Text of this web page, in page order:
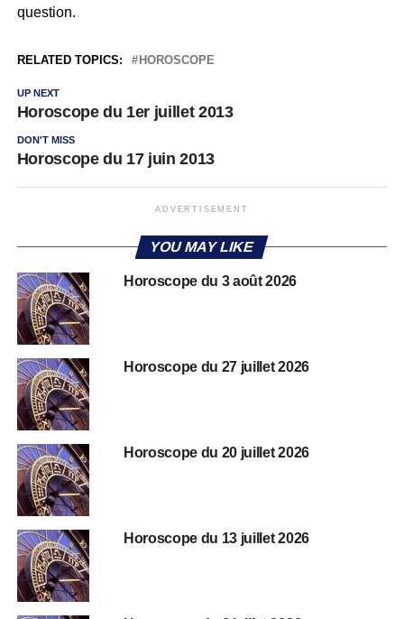
question.
RELATED TOPICS: HOROSCOPE
UP NEXT
Horoscope du 1er juillet 2013
DON'T MISS
Horoscope du 17 juin 2013
ADVERTISEMENT
YOU MAY LIKE
Horoscope du 3 août 2026
Horoscope du 27 juillet 2026
Horoscope du 20 juillet 2026
Horoscope du 13 juillet 2026